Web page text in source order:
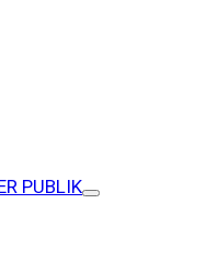
PUBLIK